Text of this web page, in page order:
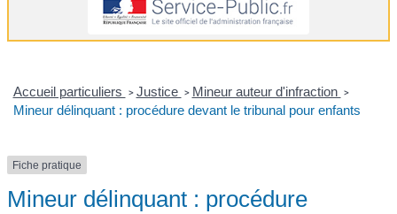
Accueil particuliers > Justice > Mineur auteur d'infraction >
Mineur délinquant : procédure devant le tribunal pour enfants
Fiche pratique
Mineur délinquant : procédure